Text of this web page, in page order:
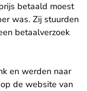
betaald moest
was. Zij stuurden
betaalverzoek
en werden naar
de website van